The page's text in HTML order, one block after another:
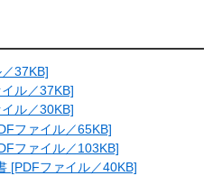
37KB]
ル／37KB]
ル／30KB]
ファイル／65KB]
ファイル／103KB]
[PDFファイル／40KB]